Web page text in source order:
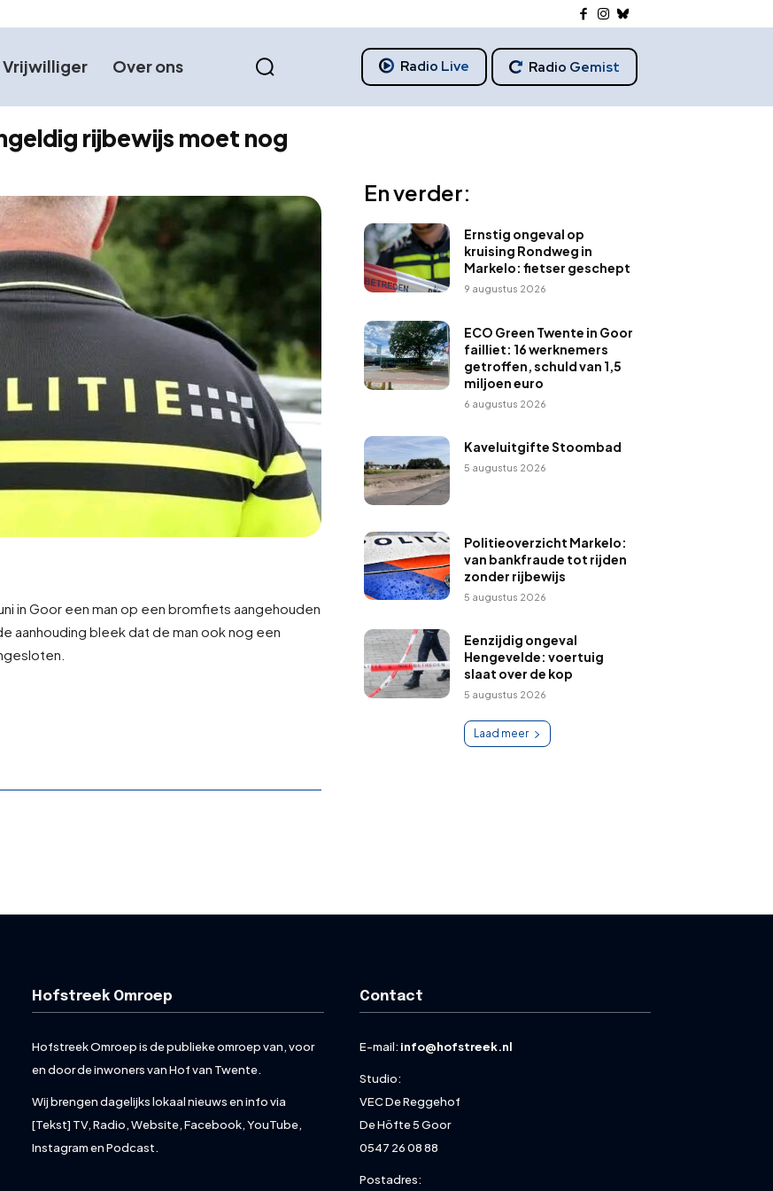
Vrijwilliger Over ons Radio Live Radio Gemist
rijbewijs moet nog
in Goor een man op een bromfiets aangehouden
aanhouding bleek dat de man ook nog een
En verder:
Ernstig ongeval op
kruising Rondweg in
Markelo: fietser geschept
9 augustus 2026
ECO Green Twente in Goor
failliet: 16 werknemers
getroffen, schuld van 1,5
miljoen euro
6 augustus 2026
Kaveluitgifte Stoombad
5 augustus 2026
Politieoverzicht Markelo:
van bankfraude tot rijden
zonder rijbewijs
5 augustus 2026
Eenzijdig ongeval
Hengevelde: voertuig
slaat over de kop
5 augustus 2026
Laad meer
Hofstreek Omroep
Hofstreek Omroep is de publieke omroep van, voor
en door de inwoners van Hof van Twente.
Wij brengen dagelijks lokaal nieuws en info via
[Tekst] TV, Radio, Website, Facebook, YouTube,
Instagram en Podcast.
Contact
E-mail: info@hofstreek.nl
Studio:
VEC De Reggehof
De Höfte 5 Goor
0547 26 08 88
Postadres: